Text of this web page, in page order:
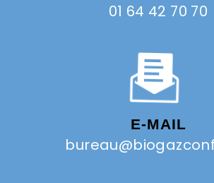
01 64 42 70 70
E-MAIL